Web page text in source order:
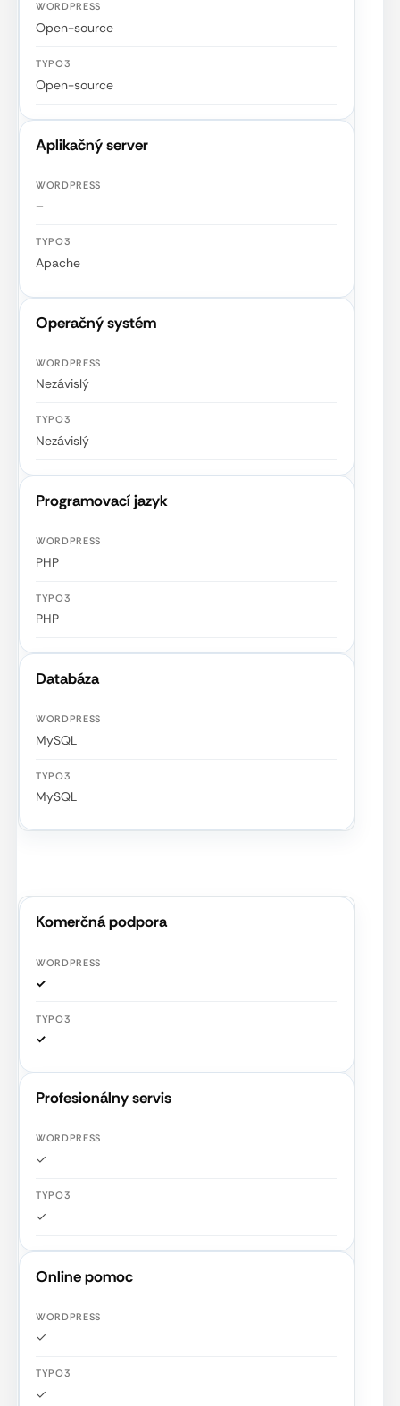
Open-source
Open-source
Aplikačný server
–
Apache
Operačný systém
Nezávislý
Nezávislý
Programovací jazyk
PHP
PHP
Databáza
MySQL
MySQL
Komerčná podpora
✓
✓
Profesionálny servis
✓
✓
Online pomoc
✓
✓